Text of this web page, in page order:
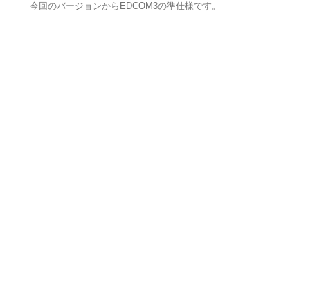
今回のバージョンからEDCOM3の準仕様です。